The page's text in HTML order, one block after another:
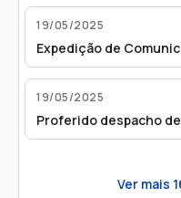
19/05/2025
Expedição de
19/05/2025
Proferido despacho
Ver mais